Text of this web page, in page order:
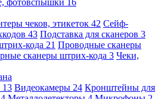
чеков, этикеток 42 Сейф-
43 Подставка для сканеров 3
кода 21 Проводные сканеры
сканеры штрих-кода 3 Чеки,
13 Видеокамеры 24 Кронштейны для